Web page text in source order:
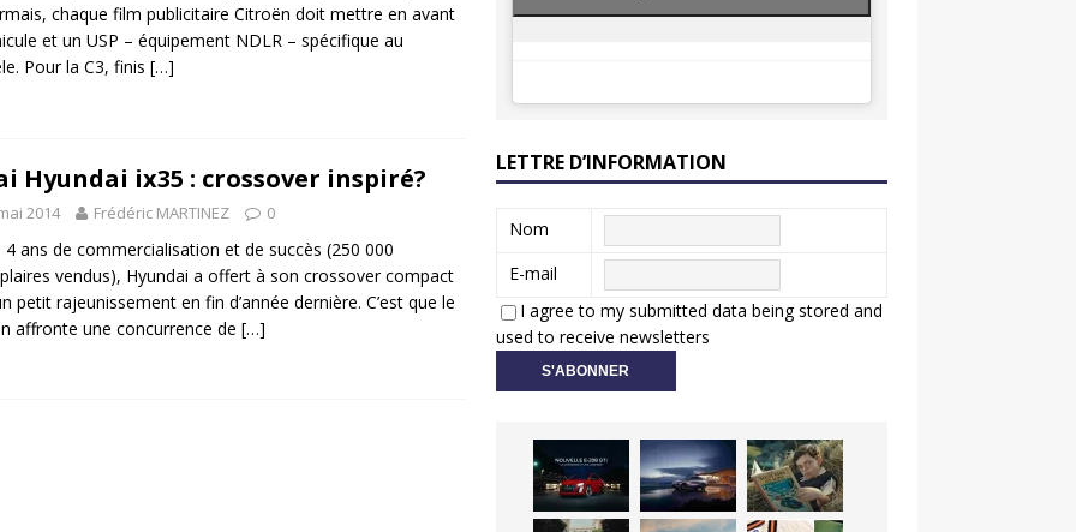
chaque film publicitaire Citroën doit mettre en avant
et un USP – équipement NDLR – spécifique au
Pour la C3, finis […]
Hyundai ix35 : crossover inspiré?
2014 Frédéric MARTINEZ 0
4 ans de commercialisation et de succès (250 000
vendus), Hyundai a offert à son crossover compact
petit rajeunissement en fin d’année dernière. C’est que le
affronte une concurrence de […]
LETTRE D’INFORMATION
Nom
E-mail
I agree to my submitted data being stored and
used to receive newsletters